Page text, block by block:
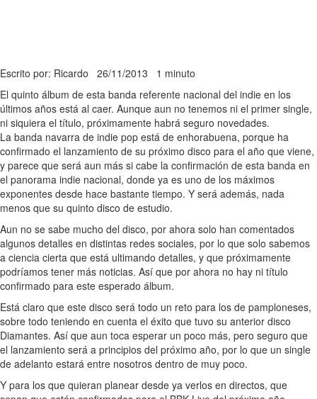
Escrito por: Ricardo 26/11/2013 1 minuto
El quinto álbum de esta banda referente nacional del indie en los
últimos años está al caer. Aunque aun no tenemos ni el primer single,
ni siquiera el título, próximamente habrá seguro novedades.
La banda navarra de indie pop está de enhorabuena, porque ha
confirmado el lanzamiento de su próximo disco para el año que viene,
y parece que será aun más si cabe la confirmación de esta banda en
el panorama indie nacional, donde ya es uno de los máximos
exponentes desde hace bastante tiempo. Y será además, nada
menos que su quinto disco de estudio.
Aun no se sabe mucho del disco, por ahora solo han comentados
algunos detalles en distintas redes sociales, por lo que solo sabemos
a ciencia cierta que está ultimando detalles, y que próximamente
podríamos tener más noticias. Así que por ahora no hay ni título
confirmado para este esperado álbum.
Está claro que este disco será todo un reto para los de pamploneses,
sobre todo teniendo en cuenta el éxito que tuvo su anterior disco
Diamantes. Así que aun toca esperar un poco más, pero seguro que
el lanzamiento será a principios del próximo año, por lo que un single
de adelanto estará entre nosotros dentro de muy poco.
Y para los que quieran planear desde ya verlos en directos, que